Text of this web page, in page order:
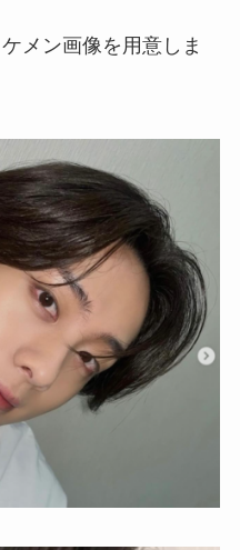
メン画像を用意しま